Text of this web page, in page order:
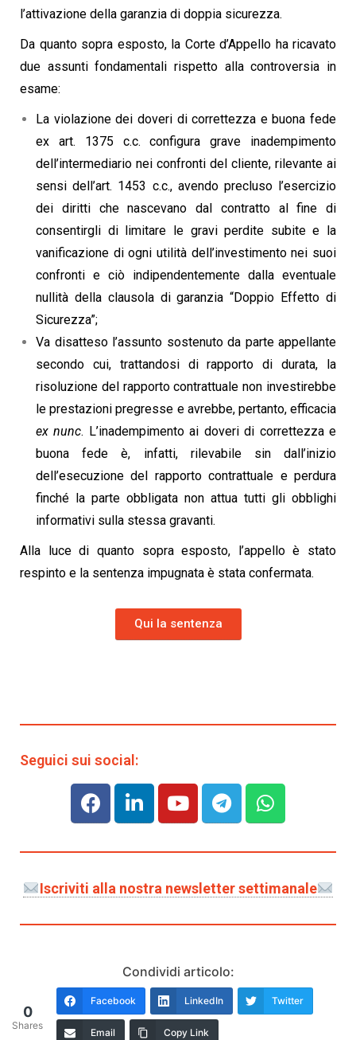
l’attivazione della garanzia di doppia sicurezza.
Da quanto sopra esposto, la Corte d’Appello ha ricavato
due assunti fondamentali rispetto alla controversia in
esame:
La violazione dei doveri di correttezza e buona fede
ex art. 1375 c.c. configura grave inadempimento
dell’intermediario nei confronti del cliente, rilevante ai
sensi dell’art. 1453 c.c., avendo precluso l’esercizio
dei diritti che nascevano dal contratto al fine di
consentirgli di limitare le gravi perdite subite e la
vanificazione di ogni utilità dell’investimento nei suoi
confronti e ciò indipendentemente dalla eventuale
nullità della clausola di garanzia “Doppio Effetto di
Sicurezza”;
Va disatteso l’assunto sostenuto da parte appellante
secondo cui, trattandosi di rapporto di durata, la
risoluzione del rapporto contrattuale non investirebbe
le prestazioni pregresse e avrebbe, pertanto, efficacia
ex nunc. L’inadempimento ai doveri di correttezza e
buona fede è, infatti, rilevabile sin dall’inizio
dell’esecuzione del rapporto contrattuale e perdura
finché la parte obbligata non attua tutti gli obblighi
informativi sulla stessa gravanti.
Alla luce di quanto sopra esposto, l’appello è stato
respinto e la sentenza impugnata è stata confermata.
Qui la sentenza
Seguici sui social:
Iscriviti alla nostra newsletter settimanale
Condividi articolo:
0
Shares
Facebook LinkedIn Twitter
Email Copy Link